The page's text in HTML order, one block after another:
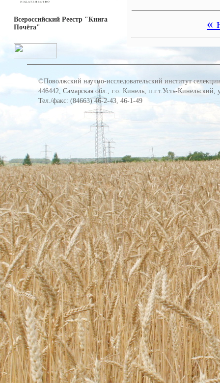
Всероссийский Реестр "Книга
Почёта"
«
©Поволжский научно-исследовательский институт
446442, Самарская обл., г.о. Кинель, п.г.т.Усть-Кинельский,
Тел./факс: (84663) 46-2-43, 46-1-49